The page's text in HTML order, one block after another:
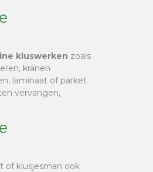
kluswerken zoals
kranen
laminaat of parket
vervangen,
of klusjesman ook